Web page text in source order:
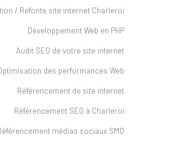
/ Refonte site internet Charleroi
Développement Web en PHP
Audit SEO de votre site internet
des performances Web
Référencement de site internet
Référencement SEO à Charleroi
médias sociaux SMO